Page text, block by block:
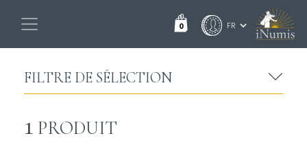
0
FILTRE DE SÉLECTION
1 PRODUIT